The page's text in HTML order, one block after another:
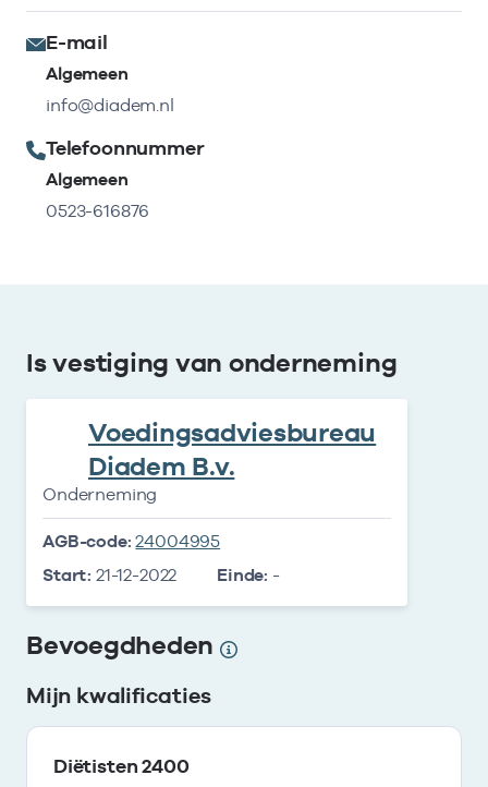
E-mail
Algemeen
info@diadem.nl
Telefoonnummer
Algemeen
0523-616876
Is vestiging van onderneming
Voedingsadviesbureau
Diadem B.v.
Onderneming
AGB-code: 24004995
Start: 21-12-2022 Einde: -
Bevoegdheden
Mijn kwalificaties
Diëtisten 2400